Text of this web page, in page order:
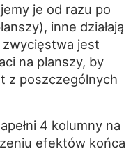
je od razu po
inne działają
zwycięstwa jest
na planszy, by
z poszczególnych
4 kolumny na
efektów końca